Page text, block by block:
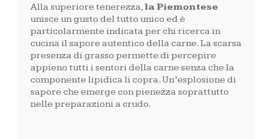
Alla superiore tenerezza, la Piemontese
unisce un gusto del tutto unico ed è
particolarmente indicata per chi ricerca in
cucina il sapore autentico della carne. La scarsa
presenza di grasso permette di percepire
appieno tutti i sentori della carne senza che la
componente lipidica li copra. Un’esplosione di
sapore che emerge con pienezza soprattutto
nelle preparazioni a crudo.